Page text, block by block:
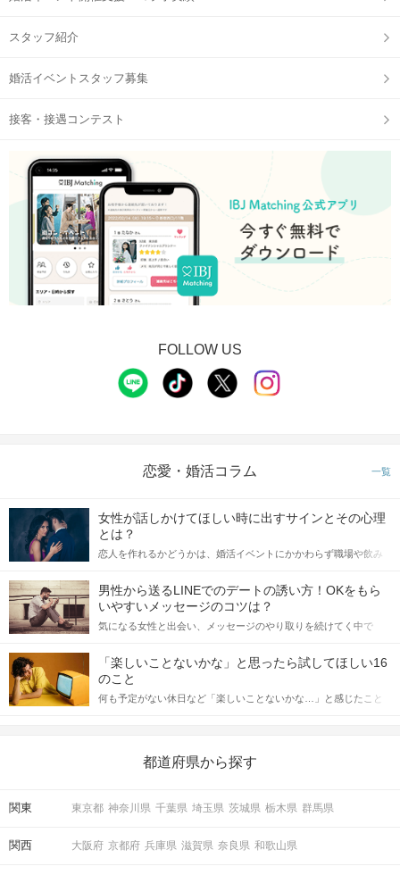
スタッフ紹介
婚活イベントスタッフ募集
接客・接遇コンテスト
FOLLOW US
恋愛・婚活コラム 一覧
女性が話しかけてほしい時に出すサインとその心理
とは？
恋人を作れるかどうかは、婚活イベントにかかわらず職場や飲み
てアプローチできるかにも左右されます。 これから恋人作りを本
格的に始めようとしている方は、女性が異性を求めて出すサイン
をしっかりと理解し、正しい行動に移せるかどうかが重要。 この
記事では、女性が話しかけて欲しい時に出すサインとその心理を
合にどのような行動に繋げるべきかをご紹介していきます。
男性から送るLINEでのデートの誘い方！OKをもら
いやすいメッセージのコツは？
気になる女性と出会い、メッセージのやり取りを続けてく中で
しかし、中には「どう誘ったらいいの？」とお困りの男性もいら
っしゃるのではないでしょうか。 そこで今回は、男性から女性へ
送るLINEでのデートの誘い方のコツをご紹介します。例文も混じ
えながら解説するので、ぜひ参考にしてください。
「楽しいことないかな」と思ったら試してほしい16
のこと
何も予定がない休日など「楽しいことないかな…」と感じたこと
の楽しいことアイデアを集めました♪ いままさに楽しいことを探し
都道府県から探す
関東 東京都 神奈川県 千葉県 埼玉県 茨城県 栃木県 群馬県
関西 大阪府 京都府 兵庫県 滋賀県 奈良県 和歌山県